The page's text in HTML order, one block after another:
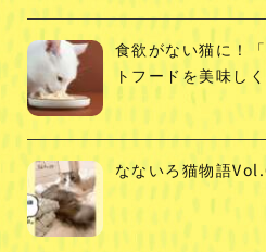
食欲がない猫に！
トフードを美味し
なないろ猫物語